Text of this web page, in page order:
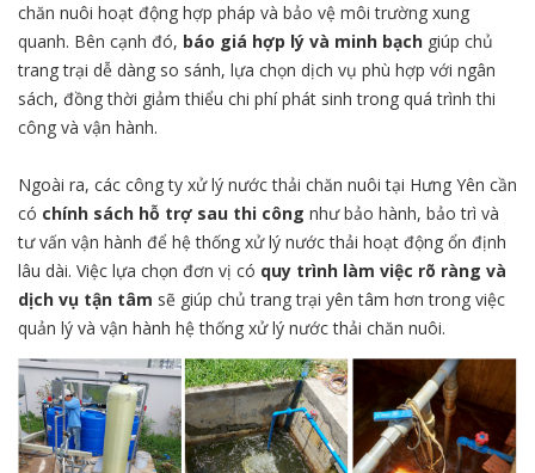
chăn nuôi hoạt động hợp pháp và bảo vệ môi trường xung
quanh. Bên cạnh đó, báo giá hợp lý và minh bạch giúp chủ
trang trại dễ dàng so sánh, lựa chọn dịch vụ phù hợp với ngân
sách, đồng thời giảm thiểu chi phí phát sinh trong quá trình thi
công và vận hành.
Ngoài ra, các công ty xử lý nước thải chăn nuôi tại Hưng Yên cần
có chính sách hỗ trợ sau thi công như bảo hành, bảo trì và
tư vấn vận hành để hệ thống xử lý nước thải hoạt động ổn định
lâu dài. Việc lựa chọn đơn vị có quy trình làm việc rõ ràng và
dịch vụ tận tâm sẽ giúp chủ trang trại yên tâm hơn trong việc
quản lý và vận hành hệ thống xử lý nước thải chăn nuôi.